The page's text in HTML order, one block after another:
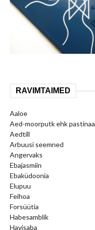
RAVIMTAIMED
Aaloe
Aed-moorputk ehk
Aedtill
Arbuusi seemned
Angervaks
Ebajasmiin
Ebaküdoonia
Elupuu
Feihoa
Forsüütia
Habesamblik
Havisaba